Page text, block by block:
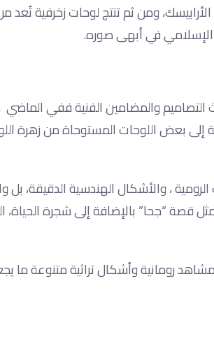
ومن ثم تنتج لوحات زخرفية تُعد
الإسلامي في أبهى صوره.
والمضامين الفنية ففي
إلى بعض اللوحات المستوحاة من زهرة
، والأشكال الهندسية الدقيقة،
“جحا” بالإضافة إلى شجرة الحياة،
رومانية وأشكال تراثية متنوعة